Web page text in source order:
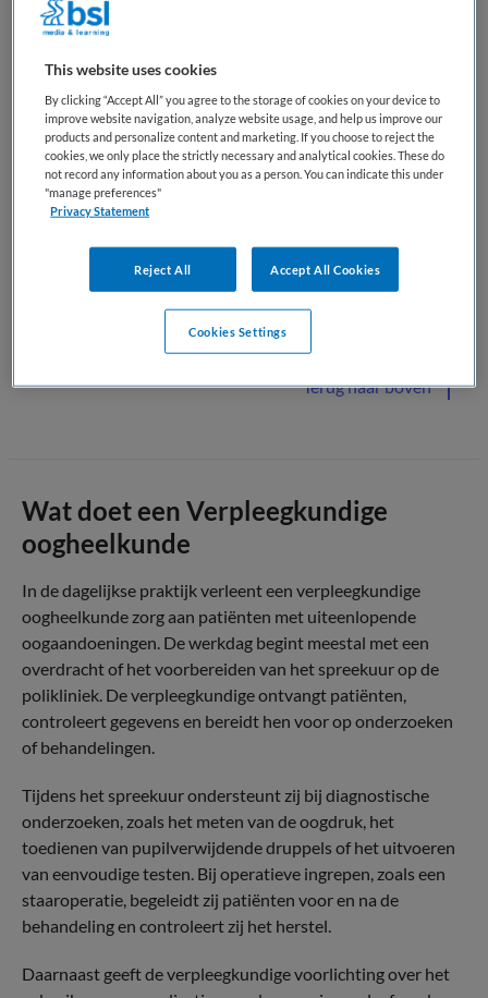
De verpleegkundige ondersteunt bij oogheelkundige
oogdruk, het toedienen van oogdruppels of het
voorbereiden van patiënten op een operatie, bijvoorbeeld
bij staar. Daarnaast begeleidt zij patiënten tijdens en na
ingrepen en geeft zij uitleg over medicatiegebruik, nazorg en
leefregels.
belangrijke rol. Veel patiënten ervaren onzekerheid of angst
rondom verminderd zicht of operaties. De verpleegkundige
biedt daarom voorlichting en ondersteuning en werkt nauw
samen met de oogarts en andere zorgprofessionals.
Terug naar boven
Wat doet een Verpleegkundige
oogheelkunde
In de dagelijkse praktijk verleent een verpleegkundige
oogheelkunde zorg aan patiënten met uiteenlopende
oogaandoeningen. De werkdag begint meestal met een
overdracht of het voorbereiden van het spreekuur op de
polikliniek. De verpleegkundige ontvangt patiënten,
controleert gegevens en bereidt hen voor op onderzoeken
of behandelingen.
Tijdens het spreekuur ondersteunt zij bij diagnostische
onderzoeken, zoals het meten van de oogdruk, het
toedienen van pupilverwijdende druppels of het uitvoeren
van eenvoudige testen. Bij operatieve ingrepen, zoals een
staaroperatie, begeleidt zij patiënten voor en na de
behandeling en controleert zij het herstel.
Daarnaast geeft de verpleegkundige voorlichting over het
This website uses cookies
By clicking “Accept All” you agree to the storage of cookies on your device to
improve website navigation, analyze website usage, and help us improve our
products and personalize content and marketing. If you choose to reject the
cookies, we only place the strictly necessary and analytical cookies. These do
not record any information about you as a person. You can indicate this under
"manage preferences"
Privacy Statement
Reject All Accept All Cookies
Cookies Settings